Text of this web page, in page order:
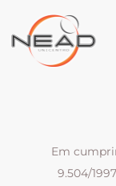
Em
9.504/